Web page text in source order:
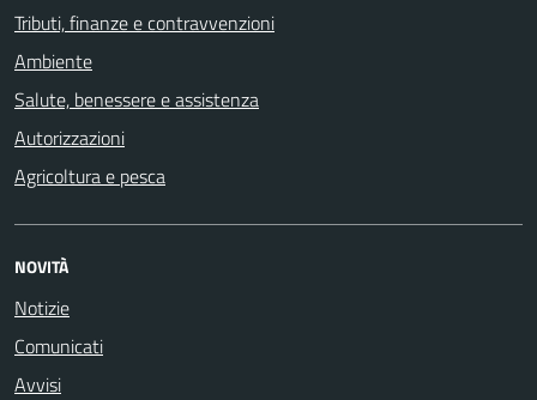
Tributi, finanze e contravvenzioni
Ambiente
Salute, benessere e assistenza
Autorizzazioni
Agricoltura e pesca
NOVITÀ
Notizie
Comunicati
Avvisi